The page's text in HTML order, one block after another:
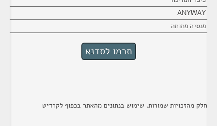
ANYWAY
פנסיה פתוחה
חלק מהזכויות שמורות. שימוש בנתונים מהאתר בכפוף לקרדיט